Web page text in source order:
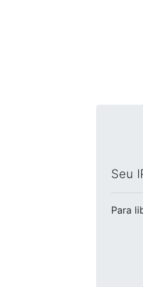
Seu
Para